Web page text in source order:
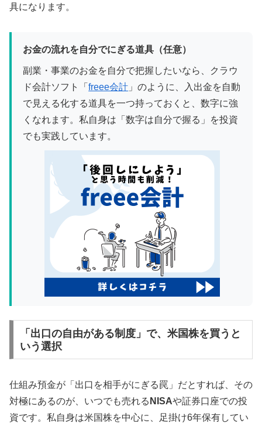
具になります。
お金の流れを自分でにぎる道具（任意）
副業・事業のお金を自分で把握したいなら、クラウ
ド会計ソフト「freee会計 」のように、入出金を自動
で見える化する道具を一つ持っておくと、数字に強
くなれます。私自身は「数字は自分で握る」を投資
でも実践しています。
「出口の自由がある制度」で、米国株を買うと
いう選択
仕組み預金が「出口を相手がにぎる罠」だとすれば、その
対極にあるのが、いつでも売れる NISAや証券口座での投
資です。私自身は米国株を中心に、足掛け6年保有してい